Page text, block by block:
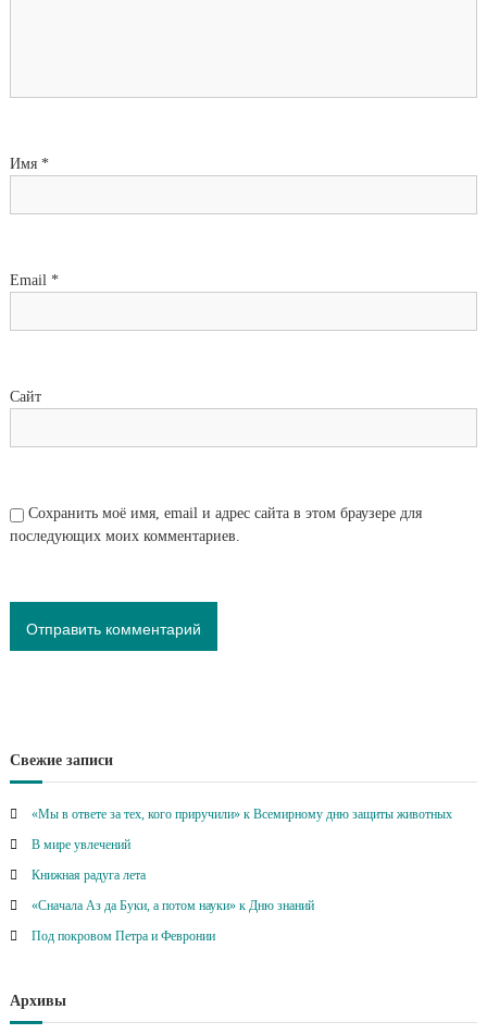
Имя *
Email *
Сайт
Сохранить моё имя, email и адрес сайта в этом браузере для
последующих моих комментариев.
Свежие записи
«Мы в ответе за тех, кого приручили» к Всемирному дню защиты животных
В мире увлечений
Книжная радуга лета
«Сначала Аз да Буки, а потом науки» к Дню знаний
Под покровом Петра и Февронии
Архивы